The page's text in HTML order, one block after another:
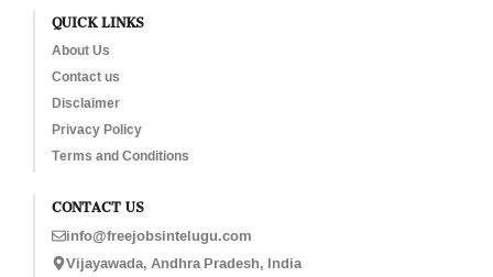
QUICK LINKS
About Us
Contact us
Disclaimer
Privacy Policy
Terms and Conditions
CONTACT US
info@freejobsintelugu.com
Vijayawada, Andhra Pradesh, India